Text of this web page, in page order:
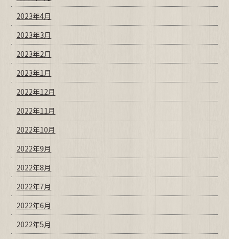
2023年4月
2023年3月
2023年2月
2023年1月
2022年12月
2022年11月
2022年10月
2022年9月
2022年8月
2022年7月
2022年6月
2022年5月